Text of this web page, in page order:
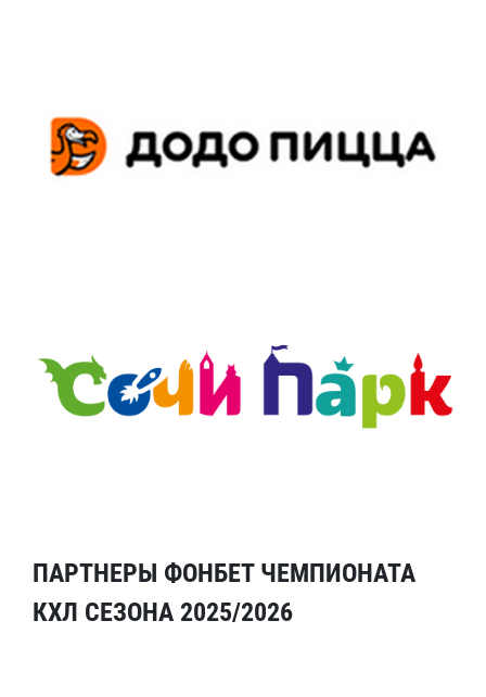
ПАРТНЕРЫ ФОНБЕТ ЧЕМПИОНАТА
КХЛ СЕЗОНА 2025/2026